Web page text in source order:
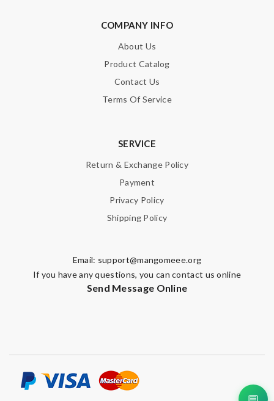
COMPANY INFO
About Us
Product Catalog
Contact Us
Terms Of Service
SERVICE
Return & Exchange Policy
Payment
Privacy Policy
Shipping Policy
Email: support@mangomeee.org
If you have any questions, you can contact us online
Send Message Online